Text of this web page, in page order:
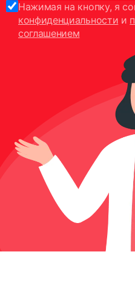
Нажимая на кнопку, я
конфиденциальности и
соглашением